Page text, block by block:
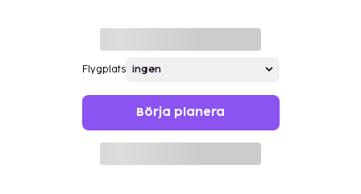
Flygplats
Börja planera